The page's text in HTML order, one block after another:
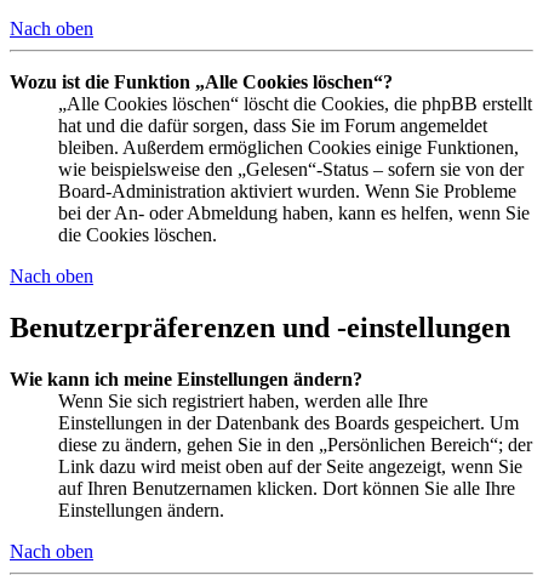
Nach oben
Wozu ist die Funktion „Alle Cookies löschen“?
„Alle Cookies löschen“ löscht die Cookies, die phpBB erstellt
hat und die dafür sorgen, dass Sie im Forum angemeldet
bleiben. Außerdem ermöglichen Cookies einige Funktionen,
wie beispielsweise den „Gelesen“-Status – sofern sie von der
Board-Administration aktiviert wurden. Wenn Sie Probleme
bei der An- oder Abmeldung haben, kann es helfen, wenn Sie
die Cookies löschen.
Nach oben
Benutzerpräferenzen und -einstellungen
Wie kann ich meine Einstellungen ändern?
Wenn Sie sich registriert haben, werden alle Ihre
Einstellungen in der Datenbank des Boards gespeichert. Um
diese zu ändern, gehen Sie in den „Persönlichen Bereich“; der
Link dazu wird meist oben auf der Seite angezeigt, wenn Sie
auf Ihren Benutzernamen klicken. Dort können Sie alle Ihre
Einstellungen ändern.
Nach oben